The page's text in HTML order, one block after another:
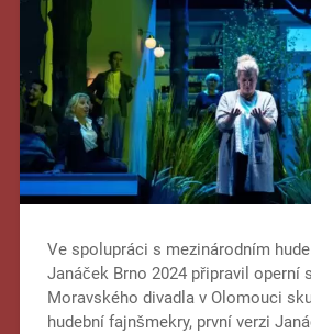
Ve spolupráci s mezinárodním
Janáček Brno 2024 připravil operní
Moravského divadla v Olomouci
hudební fajnšmekry, první verzi